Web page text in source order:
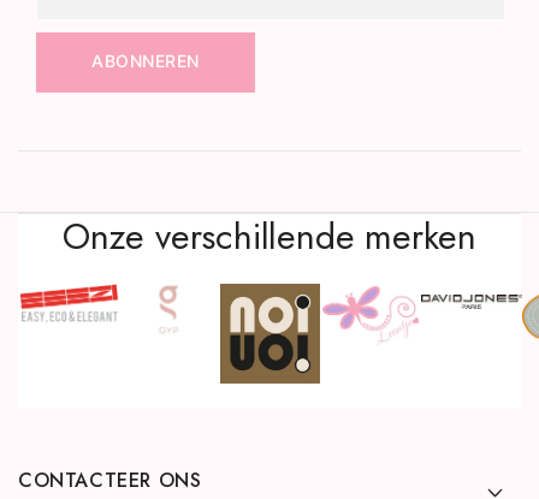
ABONNEREN
Onze verschillende merken
CONTACTEER ONS